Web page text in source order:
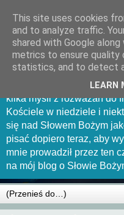
Mów Panie
słucha
Witam Was serdecznie na
kilka myśli z rozważań do
Kościele w niedziele i
się nad Słowem Bożym
pisać dopiero teraz, aby
mnie prowadził przez ten
na mój blog o Słowie
This site uses cookies
and to analyze traffic.
shared with Google
metrics to ensure quality
statistics, and to detect
LEARN